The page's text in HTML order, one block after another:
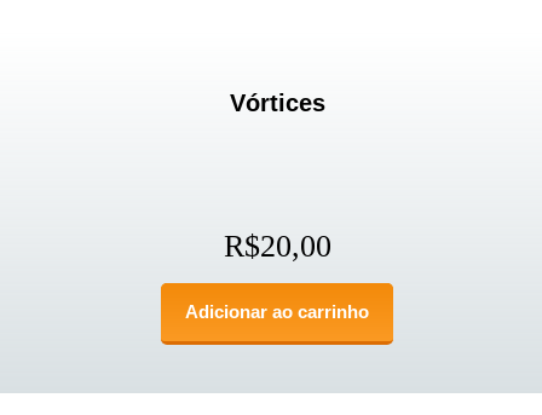
Vórtices
R$20,00
Adicionar ao carrinho